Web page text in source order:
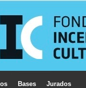
Bases Jurados